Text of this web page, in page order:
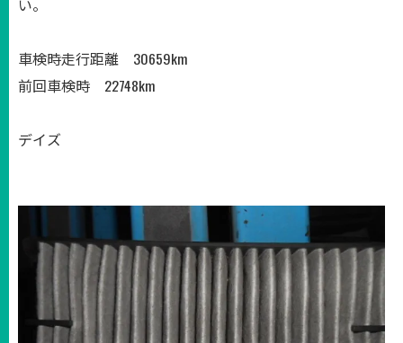
い。
車検時走行距離 30659km
前回車検時 22748km
デイズ